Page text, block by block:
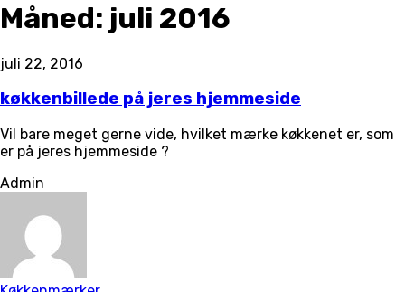
Måned: juli 2016
juli 22, 2016
køkkenbillede på jeres hjemmeside
Vil bare meget gerne vide, hvilket mærke køkkenet er, som
er på jeres hjemmeside ?
Admin